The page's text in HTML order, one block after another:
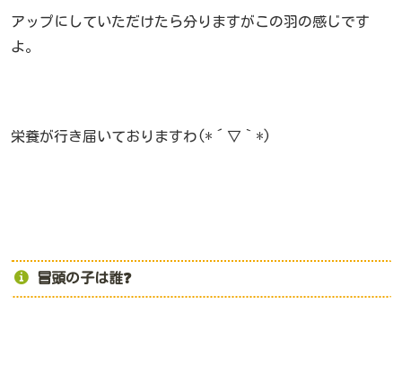
アップにしていただけたら分りますがこの羽の感じです
よ。
栄養が行き届いておりますわ(*´▽｀*)
冒頭の子は誰❓